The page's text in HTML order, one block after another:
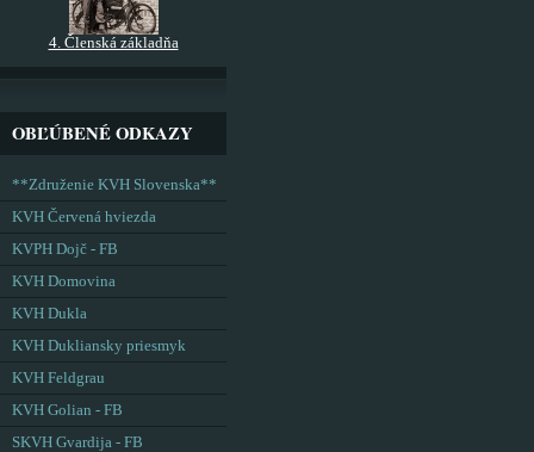
4. Členská základňa
OBĽÚBENÉ ODKAZY
**Združenie KVH Slovenska**
KVH Červená hviezda
KVPH Dojč - FB
KVH Domovina
KVH Dukla
KVH Dukliansky priesmyk
KVH Feldgrau
KVH Golian - FB
SKVH Gvardija - FB